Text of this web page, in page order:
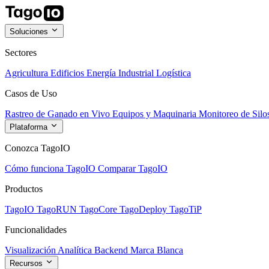
Soluciones
Sectores
Agricultura Edificios Energía Industrial Logística
Casos de Uso
Rastreo de Ganado en Vivo Equipos y Maquinaria Monitoreo de
Plataforma
Conozca TagoIO
Cómo funciona TagoIO Comparar TagoIO
Productos
TagoIO TagoRUN TagoCore TagoDeploy TagoTiP
Funcionalidades
Visualización Analítica Backend Marca Blanca
Recursos